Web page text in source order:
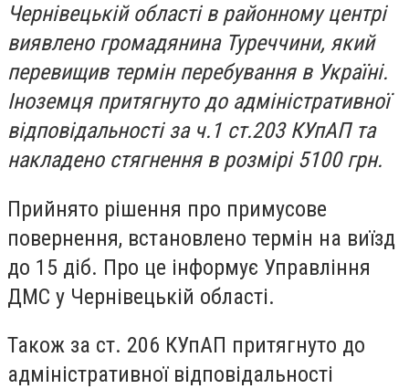
Чернівецькій області в районному центрі
виявлено громадянина Туреччини, який
перевищив термін перебування в Україні.
Іноземця притягнуто до адміністративної
відповідальності за ч.1 ст.203 КУпАП та
накладено стягнення в розмірі 5100 грн.
Прийнято рішення про примусове
повернення, встановлено термін на виїзд
до 15 діб. Про це інформує Управління
ДМС у Чернівецькій області.
Також за ст. 206 КУпАП притягнуто до
адміністративної відповідальності